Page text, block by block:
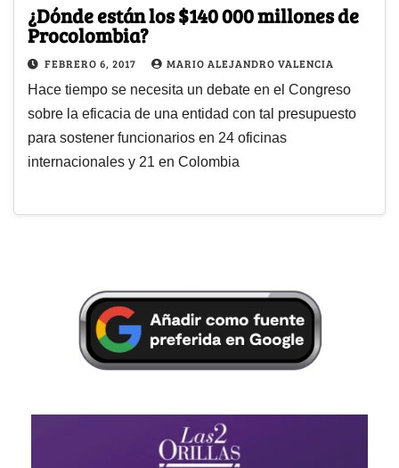
¿Dónde están los $140 000 millones de
Procolombia?
FEBRERO 6, 2017 MARIO ALEJANDRO VALENCIA
Hace tiempo se necesita un debate en el Congreso
sobre la eficacia de una entidad con tal presupuesto
para sostener funcionarios en 24 oficinas
internacionales y 21 en Colombia